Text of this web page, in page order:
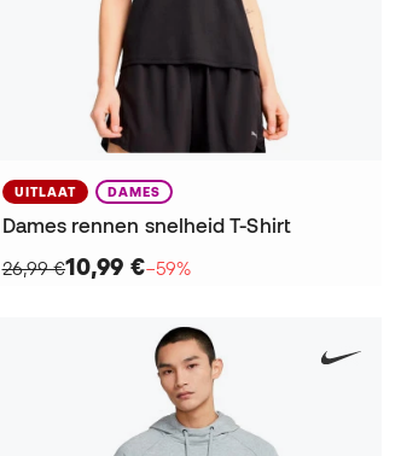
UITLAAT DAMES
Dames rennen snelheid T-Shirt
26,99 €10,99 €−59%